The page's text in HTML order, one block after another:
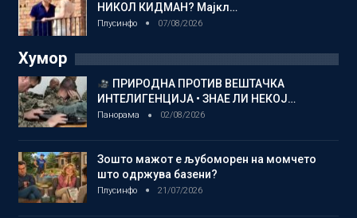
НИКОЛ КИДМАН? Мајкл…
Плусинфо 07/08/2026
Хумор
ПРИРОДНА ПРОТИВ ВЕШТАЧКА
ИНТЕЛИГЕНЦИЈА • ЗНАЕ ЛИ НЕКОЈ…
Панорама 02/08/2026
Зошто мажот е љубоморен на момчето
што одржува базени?
Плусинфо 21/07/2026